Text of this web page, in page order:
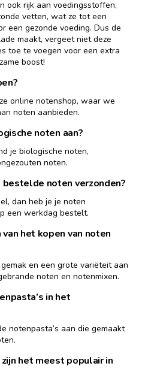
ook rijk aan voedingsstoffen,
vetten, wat ze tot een
een gezonde voeding. Dus de
maakt, vergeet niet deze
toe te voegen voor een extra
boost!
online notenshop, waar we
noten aanbieden.
noten aan?
je biologische noten,
noten.
noten verzonden?
dan heb je je noten
een werkdag bestelt.
het kopen van noten
en een grote variëteit aan
noten en notenmixen.
in het
notenpasta’s aan die gemaakt
het meest populair in